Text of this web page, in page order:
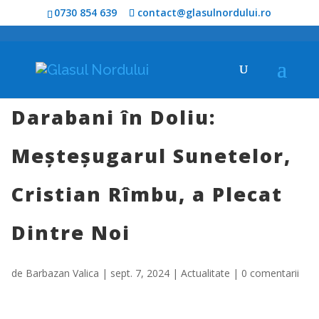
0730 854 639 contact@glasulnordului.ro
Darabani în Doliu:
Meșteșugarul Sunetelor,
Cristian Rîmbu, a Plecat
Dintre Noi
de Barbazan Valica | sept. 7, 2024| Actualitate | 0 comentarii